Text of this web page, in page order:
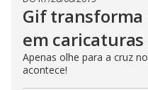
Gif transforma
em caricaturas
Apenas olhe para a cruz
acontece!